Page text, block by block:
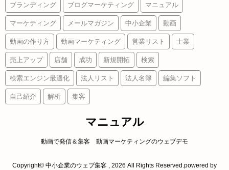
ブランディング ブログマーケティング マニュアル
マーケティング メールマガジン 中小企業 動画
動画の作り方 動画マーケティング 営業リスト 士業
売上アップ 店舗 成功 新規開拓 検索
検索エンジン最適化 法人リスト 法人名簿 編集ソフト
自己紹介 解析 集客
マニュアル
動画で発信＆集客 動画マーケティングのウェブデモ
Copyright© 中小企業のウェブ集客 , 2026 All Rights Reserved.powered by